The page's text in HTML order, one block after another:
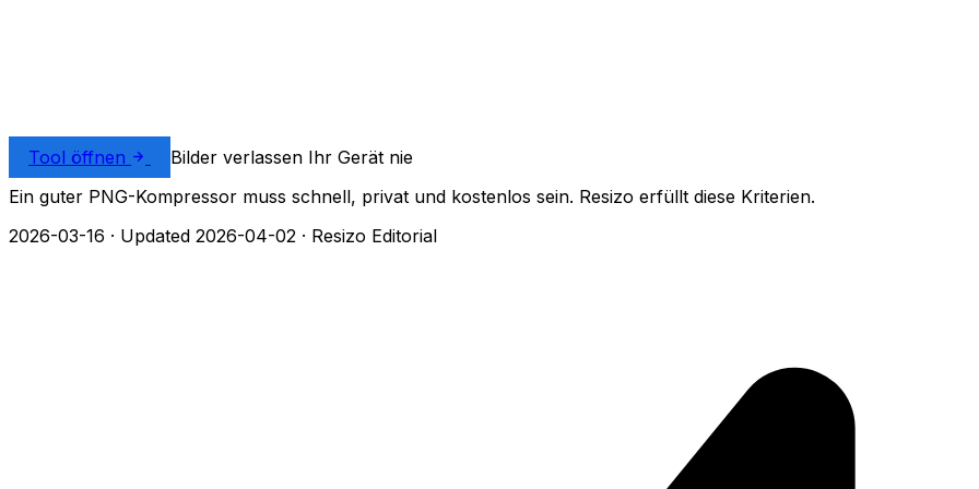
Tool öffnen
Bilder verlassen Ihr Gerät nie
Ein guter PNG-Kompressor muss schnell, privat und kostenlos sein. Resizo erfüllt diese Kriterien.
2026-03-16 · Updated 2026-04-02 · Resizo Editorial